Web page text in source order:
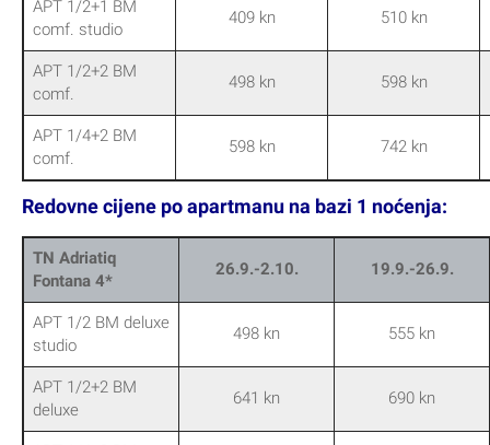
TN Adriatiq
Fontana 2*
5.9.-19.9. 22.8.-5.9.
APT 1/2+1 BM
comf. studio
409 kn 510 kn
APT 1/2+2 BM
comf.
498 kn 598 kn
APT 1/4+2 BM
598 kn 742 kn
Redovne cijene po apartmanu na bazi 1 noćenja:
TN Adriatiq
Fontana 4*
26.9.-2.10. 19.9.-26.9.
APT 1/2 BM deluxe
studio
498 kn 555 kn